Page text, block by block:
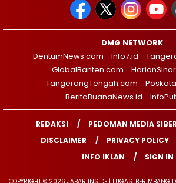
DMG NETWORK
DentumNews.com
Info7.id
GlobalBanten.com
TangerangTengah.com
BeritaBuanaNews.id
REDAKSI PEDOMAN MEDIA SIBER
DISCLAIMER
PRIVACY POLICY
INFO IKLAN
SIGN IN